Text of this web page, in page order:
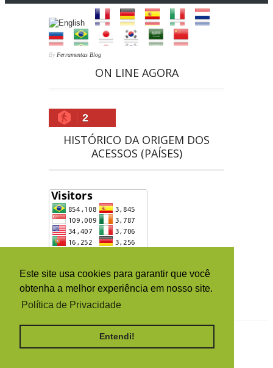
Este site usa cookies para garantir que você
obtenha a melhor experiência em nosso site.
Política de Privacidade
Entendi!
By Ferramentas Blog
ON LINE AGORA
2
HISTÓRICO DA ORIGEM DOS
ACESSOS (PAÍSES)
Todos os Direitos Reservados